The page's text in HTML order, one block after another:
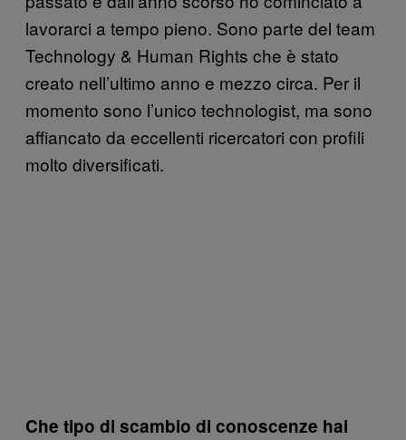
lavorarci a tempo pieno. Sono parte del team
Technology & Human Rights che è stato
creato nell’ultimo anno e mezzo circa. Per il
momento sono l’unico technologist, ma sono
affiancato da eccellenti ricercatori con profili
molto diversificati.
Che tipo di scambio di conoscenze hai